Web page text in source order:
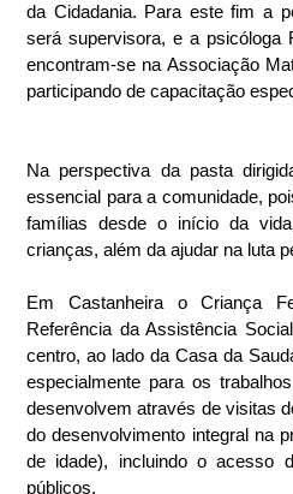
da Cidadania. Para este fim a
será supervisora, e a psicóloga
encontram-se na Associação
participando de capacitação
Na perspectiva da pasta
essencial para a comunidade,
famílias desde o início da
crianças, além da ajudar na luta
Em Castanheira o Criança
Referência da Assistência
centro, ao lado da Casa da
especialmente para os
desenvolvem através de visitas
do desenvolvimento integral na
de idade), incluindo o acesso
públicos.